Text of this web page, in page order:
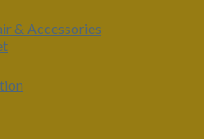
& Accessories